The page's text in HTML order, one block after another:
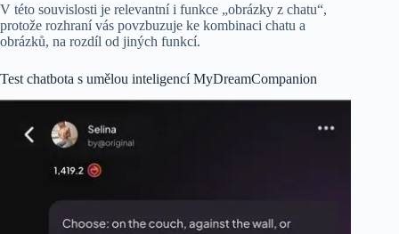
V této souvislosti je relevantní i funkce „obrázky z chatu“,
protože rozhraní vás povzbuzuje ke kombinaci chatu a
obrázků, na rozdíl od jiných funkcí.
Test chatbota s umělou inteligencí MyDreamCompanion